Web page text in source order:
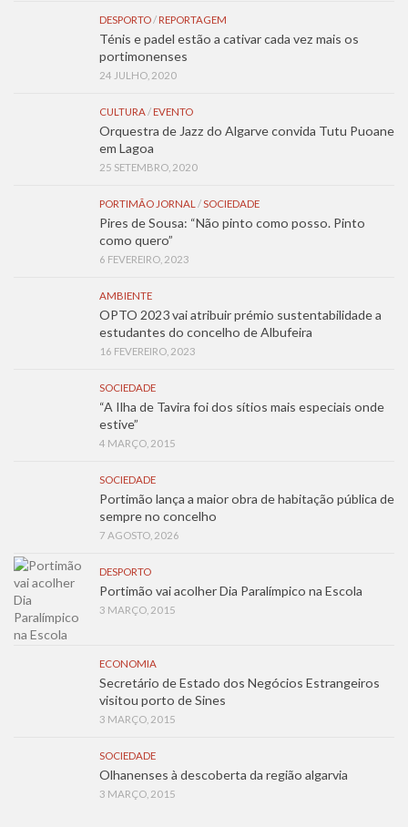
DESPORTO/ REPORTAGEM
Ténis e padel estão a cativar cada vez mais os
portimonenses
24 JULHO, 2020
CULTURA/ EVENTO
Orquestra de Jazz do Algarve convida Tutu Puoane
em Lagoa
25 SETEMBRO, 2020
PORTIMÃO JORNAL /SOCIEDADE
Pires de Sousa: “Não pinto como posso. Pinto
como quero”
6 FEVEREIRO, 2023
AMBIENTE
OPTO 2023 vai atribuir prémio sustentabilidade a
estudantes do concelho de Albufeira
16 FEVEREIRO, 2023
SOCIEDADE
“A Ilha de Tavira foi dos sítios mais especiais onde
estive”
4 MARÇO, 2015
SOCIEDADE
Portimão lança a maior obra de habitação pública de
sempre no concelho
7 AGOSTO, 2026
DESPORTO
Portimão vai acolher Dia Paralímpico na Escola
3 MARÇO, 2015
ECONOMIA
Secretário de Estado dos Negócios Estrangeiros
visitou porto de Sines
3 MARÇO, 2015
SOCIEDADE
Olhanenses à descoberta da região algarvia
3 MARÇO, 2015